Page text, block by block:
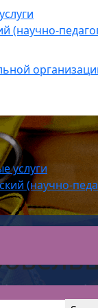
(научно-
услуги
(научно-
кадры